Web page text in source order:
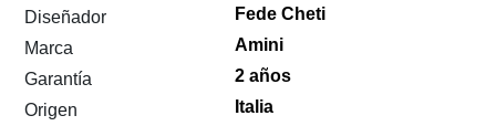
Diseñador
Fede Cheti
Marca
Amini
Garantía
2 años
Origen
Italia